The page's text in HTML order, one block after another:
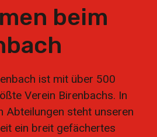
beim
ist mit über 500
Verein Birenbachs. In
Abteilungen steht unseren
ein breit gefächertes